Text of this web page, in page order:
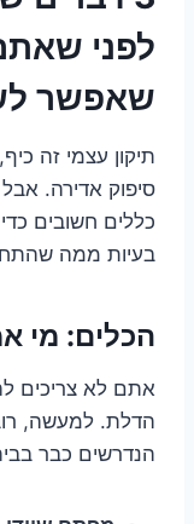
שאפשר
תיקון עצמי זה
כללים חשובים
בעיות ממה
הכלים: מי
אתם לא צריכים
הדלת. למעשה,
הנדרשים כבר